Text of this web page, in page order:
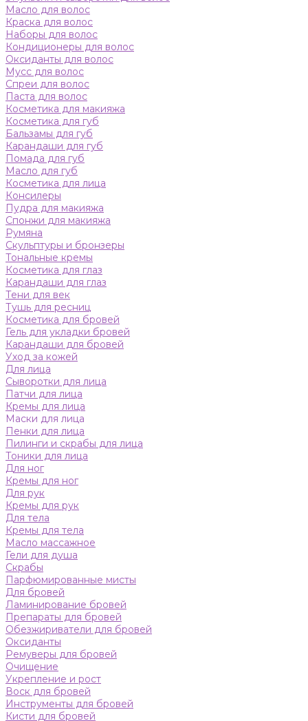
Масло для волос
Краска для волос
Наборы для волос
Кондиционеры для волос
Оксиданты для волос
Мусс для волос
Спреи для волос
Паста для волос
Косметика для макияжа
Косметика для губ
Бальзамы для губ
Карандаши для губ
Помада для губ
Масло для губ
Косметика для лица
Консилеры
Пудра для макияжа
Спонжи для макияжа
Румяна
Скульптуры и бронзеры
Тональные кремы
Косметика для глаз
Карандаши для глаз
Тени для век
Тушь для ресниц
Косметика для бровей
Гель для укладки бровей
Карандаши для бровей
Уход за кожей
Для лица
Сыворотки для лица
Патчи для лица
Кремы для лица
Маски для лица
Пенки для лица
Пилинги и скрабы для лица
Тоники для лица
Для ног
Кремы для ног
Для рук
Кремы для рук
Для тела
Кремы для тела
Масло массажное
Гели для душа
Скрабы
Парфюмированные мисты
Для бровей
Ламинирование бровей
Препараты для бровей
Обезжириватели для бровей
Оксиданты
Ремуверы для бровей
Очищение
Укрепление и рост
Воск для бровей
Инструменты для бровей
Кисти для бровей